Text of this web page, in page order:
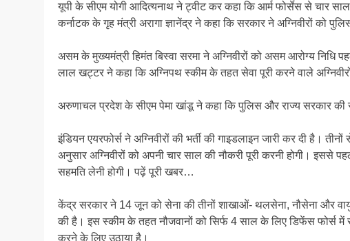
यूपी के सीएम योगी आदित्यनाथ ने ट्वीट कर कहा कि आर्म फोर्सेस से चार साल
कर्नाटक के गृह मंत्री अरागा ज्ञानेंद्र ने कहा कि सरकार ने अग्निवीरों को
असम के मुख्यमंत्री हिमंत बिस्वा सरमा ने अग्निवीरों को असम आरोग्य निधि
लाल खट्टर ने कहा कि अग्निपथ स्कीम के तहत सेवा पूरी करने वाले अग्निवीरों
अरुणाचल प्रदेश के सीएम पेमा खांडू ने कहा कि पुलिस और राज्य सरकार की
इंडियन एयरफोर्स ने अग्निवीरों की भर्ती की गाइडलाइन जारी कर दी है।
अनुसार अग्निवीरों को अपनी चार साल की नौकरी पूरी करनी होगी। इससे
सहमति लेनी होगी। पढ़ें पूरी खबर…
केंद्र सरकार ने 14 जून को सेना की तीनों शाखाओं- थलसेना, नौसेना और
की है। इस स्कीम के तहत नौजवानों को सिर्फ 4 साल के लिए डिफेंस फोर्स
करने के लिए उठाया है।